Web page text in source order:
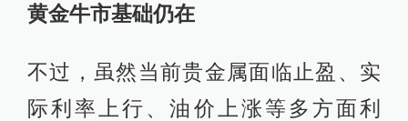
黄金牛市基础仍在
不过，虽然当前贵金属面临止盈、实
际利率上行、油价上涨等多方面利